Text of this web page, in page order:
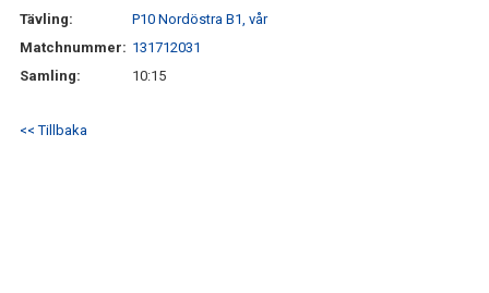
TRUPPEN
BILDGALLERI
Tävling:
P10 Nordöstra B1, vår
Matchnummer: 131712031
Samling:
10:15
<< Tillbaka